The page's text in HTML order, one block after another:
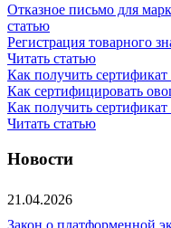
Отказное письмо для
статью
Регистрация товарного
Читать статью
Как получить
Как сертифицировать
Как получить
Читать статью
Новости
21.04.2026
Закон о платформенной